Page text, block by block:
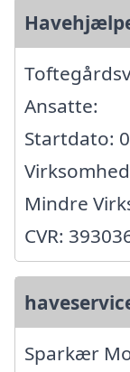
Ansatte:
Startdato:
Mindre
CVR:
Sparkær